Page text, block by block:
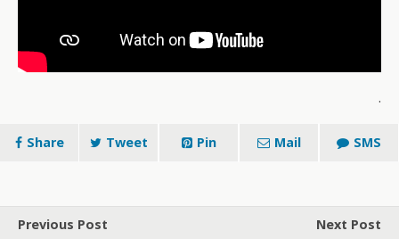
.
Share Tweet Pin Mail SMS
Previous Post
Next Post